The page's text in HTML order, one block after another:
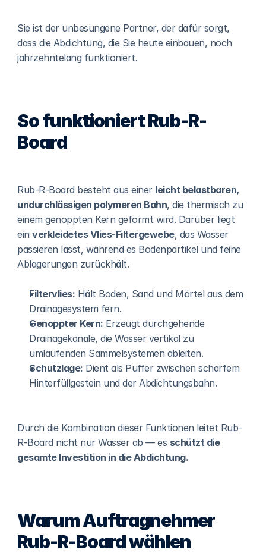
Sie ist der unbesungene Partner, der dafür sorgt,
dass die Abdichtung, die Sie heute einbauen, noch
jahrzehntelang funktioniert.
So funktioniert Rub-R-
Board
Rub-R-Board besteht aus einer leicht belastbaren,
undurchlässigen polymeren Bahn, die thermisch zu
einem genoppten Kern geformt wird. Darüber liegt
ein verkleidetes Vlies-Filtergewebe, das Wasser
passieren lässt, während es Bodenpartikel und feine
Ablagerungen zurückhält.
Filtervlies: Hält Boden, Sand und Mörtel aus dem
Drainagesystem fern.
Genoppter Kern: Erzeugt durchgehende
Drainagekanäle, die Wasser vertikal zu
umlaufenden Sammelsystemen ableiten.
Schutzlage: Dient als Puffer zwischen scharfem
Hinterfüllgestein und der Abdichtungsbahn.
Durch die Kombination dieser Funktionen leitet Rub-
R-Board nicht nur Wasser ab — es schützt die
gesamte Investition in die Abdichtung.
Warum Auftragnehmer
Rub-R-Board wählen